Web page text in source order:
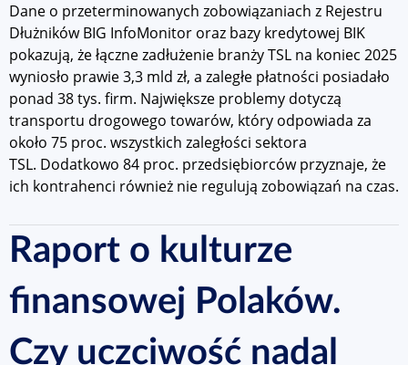
Dane o przeterminowanych zobowiązaniach z Rejestru
Dłużników BIG InfoMonitor oraz bazy kredytowej BIK
pokazują, że łączne zadłużenie branży TSL na koniec 2025
wyniosło prawie 3,3 mld zł, a zaległe płatności posiadało
ponad 38 tys. firm. Największe problemy dotyczą
transportu drogowego towarów, który odpowiada za
około 75 proc. wszystkich zaległości sektora
TSL. Dodatkowo 84 proc. przedsiębiorców przyznaje, że
ich kontrahenci również nie regulują zobowiązań na czas.
Raport o kulturze
finansowej Polaków.
Czy uczciwość nadal